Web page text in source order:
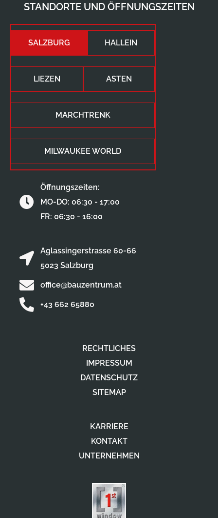
RECHTLICHES
IMPRESSUM
DATENSCHUTZ
SITEMAP
KARRIERE
KONTAKT
UNTERNEHMEN
STANDORTE UND ÖFFNUNGSZEITEN
SALZBURG HALLEIN
LIEZEN ASTEN
MARCHTRENK
MILWAUKEE WORLD
Aglassingerstrasse 60-66
5023 Salzburg
office@bauzentrum.at
+43 662 65880
Öffnungszeiten:
MO-DO: 06:30 - 17:00
FR: 06:30 - 16:00